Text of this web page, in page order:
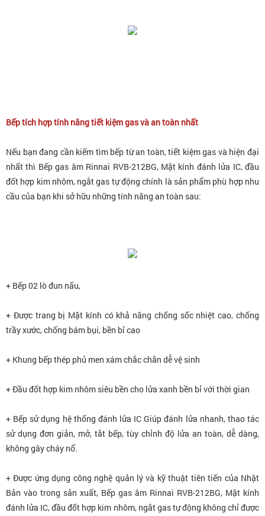
Bếp tích hợp tính năng tiết kiệm gas và an toàn nhất
Nếu bạn đang cần kiếm tìm bếp từ an toàn, tiết kiệm gas và hiện đại
nhất thì Bếp gas âm Rinnai RVB-212BG, Mặt kính đánh lửa IC, đầu
đốt hợp kim nhôm, ngắt gas tự động chính là sản phẩm phù hợp nhu
cầu của bạn khi sở hữu những tính năng an toàn sau:
+ Bếp 02 lò đun nấu,
+ Được trang bị Mặt kính có khả năng chống sốc nhiệt cao, chống
trầy xước, chống bám bụi, bền bỉ cao
+ Khung bếp thép phủ men xám chắc chắn dễ vệ sinh
+ Đầu đốt hợp kim nhôm siêu bền cho lửa xanh bền bỉ với thời gian
+ Bếp sử dụng hệ thống đánh lửa IC Giúp đánh lửa nhanh, thao tác
sử dụng đơn giản, mở, tắt bếp, tùy chỉnh độ lửa an toàn, dễ dàng,
không gây cháy nổ.
+ Được ứng dụng công nghệ quản lý và kỹ thuật tiên tiến của Nhật
Bản vào trong sản xuất, Bếp gas âm Rinnai RVB-212BG, Mặt kính
đánh lửa IC, đầu đốt hợp kim nhôm, ngắt gas tự động không chỉ được